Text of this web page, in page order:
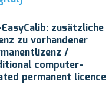
zusätzliche
zu vorhandener
/
computer-
permanent licence